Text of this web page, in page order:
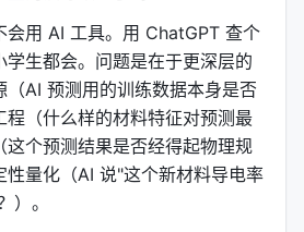
会用 AI 工具。用 ChatGPT 查个
学生都会。问题是在于更深层的
（AI 预测用的训练数据本身是否
程（什么样的材料特征对预测最
这个预测结果是否经得起物理规
性量化（AI 说"这个新材料导电率
）。